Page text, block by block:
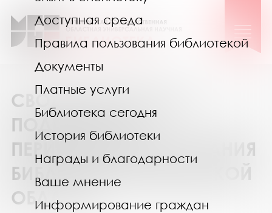
Доступная среда
Правила пользования библиотекой
Документы
Платные услуги
Библиотека сегодня
История библиотеки
Награды и благодарности
Ваше мнение
Информирование граждан
СВОДНЫЙ КАТАЛОГ
ПОДПИСКИ НА
ПЕРИОДИЧЕСКИЕ ИЗДАНИЯ
БИБЛИОТЕК МУРМАНСКОЙ
ОБЛАСТИ